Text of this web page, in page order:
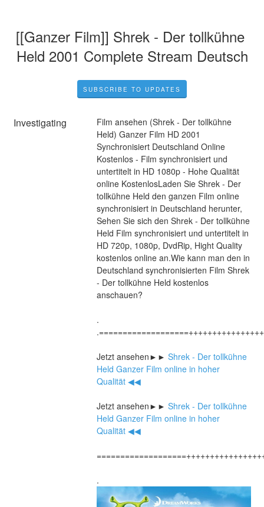
[[Ganzer Film]] Shrek - Der tollkühne
Held 2001 Complete Stream Deutsch
SUBSCRIBE TO UPDATES
Investigating
Film ansehen (Shrek - Der tollkühne
Held) Ganzer Film HD 2001
Synchronisiert Deutschland Online
Kostenlos - Film synchronisiert und
untertitelt in HD 1080p - Hohe Qualität
online KostenlosLaden Sie Shrek - Der
tollkühne Held den ganzen Film online
synchronisiert in Deutschland herunter,
Sehen Sie sich den Shrek - Der tollkühne
Held Film synchronisiert und untertitelt in
HD 720p, 1080p, DvdRip, Hight Quality
kostenlos online an.Wie kann man den in
Deutschland synchronisierten Film Shrek
- Der tollkühne Held kostenlos
anschauen?
.
Jetzt ansehen►► Shrek - Der tollkühne
Held Ganzer Film online in hoher
Qualität ◀◀
Jetzt ansehen►► Shrek - Der tollkühne
Held Ganzer Film online in hoher
Qualität ◀◀
.